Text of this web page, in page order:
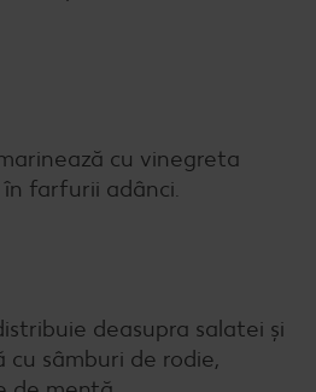
cu vinegreta
farfurii adânci.
deasupra salatei și
cu sâmburi de rodie,